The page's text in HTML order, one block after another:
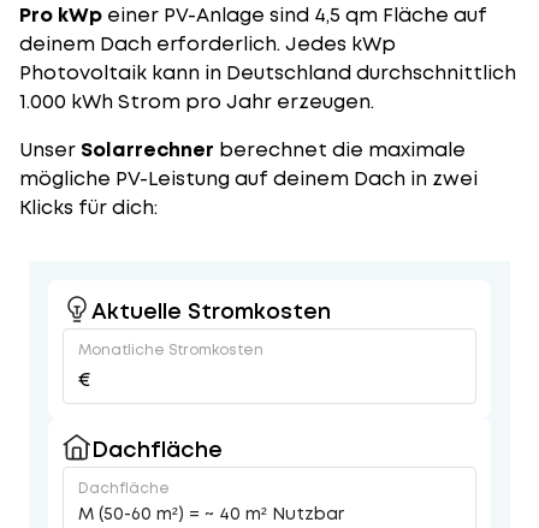
Pro kWp einer PV-Anlage sind 4,5 qm Fläche auf
deinem Dach erforderlich. Jedes kWp
Photovoltaik kann in Deutschland durchschnittlich
1.000 kWh Strom pro Jahr erzeugen.
Unser Solarrechner berechnet die maximale
mögliche PV-Leistung auf deinem Dach in zwei
Klicks für dich:
Aktuelle Stromkosten
Monatliche Stromkosten
€
Dachfläche
Dachfläche
M (50-60 m²) = ~ 40 m² Nutzbar